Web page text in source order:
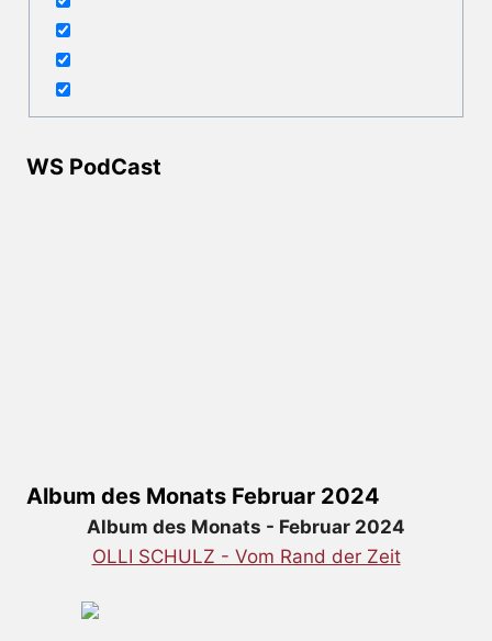
WS PodCast
Album des Monats Februar 2024
Album des Monats - Februar 2024
OLLI SCHULZ - Vom Rand der Zeit